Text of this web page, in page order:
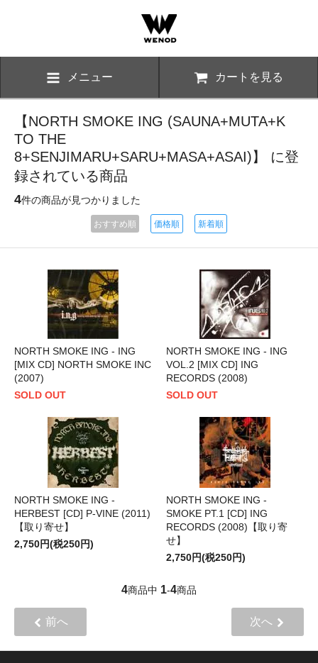
メニュー カートを見る
【NORTH SMOKE ING (SAUNA+MUTA+K
TO THE
8+SENJIMARU+SARU+MASA+ASAI)】 に登
録されている商品
4件の商品が見つかりました
おすすめ順 価格順 新着順
NORTH SMOKE ING - ING
[MIX CD] NORTH SMOKE INC
(2007)
SOLD OUT
NORTH SMOKE ING - ING
VOL.2 [MIX CD] ING
RECORDS (2008)
SOLD OUT
NORTH SMOKE ING -
HERBEST [CD] P-VINE (2011)
【取り寄せ】
2,750円(税250円)
NORTH SMOKE ING -
SMOKE PT.1 [CD] ING
RECORDS (2008)【取り寄
せ】
2,750円(税250円)
4商品中 1-4商品
前へ 次へ